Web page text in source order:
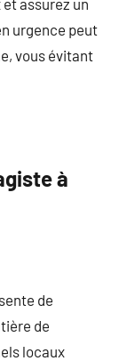
urgence peut
vous évitant
à
de
de
locaux